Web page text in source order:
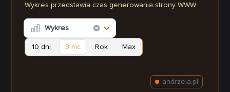
Wykres przedstawia czas generowania strony WWW.
Wykres
10 dni 3 mc Rok Max
andrzela.pl